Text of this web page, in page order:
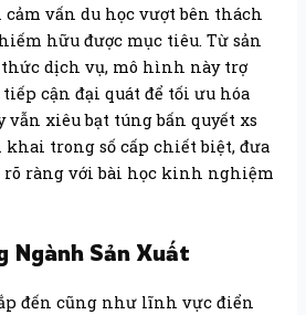
vấn du học vượt bên thách
hữu được mục tiêu. Từ sản
dịch vụ, mô hình này trợ
cận đại quát để tối ưu hóa
vẫn xiêu bạt túng bấn quyết xs
trong số cấp chiết biệt, đưa
rõ ràng với bài học kinh nghiệm
Ngành Sản Xuất
đến cũng như lĩnh vực điển